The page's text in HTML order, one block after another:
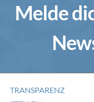
Melde
TRANSPARENZ